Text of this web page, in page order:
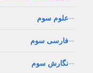
علوم سوم
فارسی سوم
نگارش سوم